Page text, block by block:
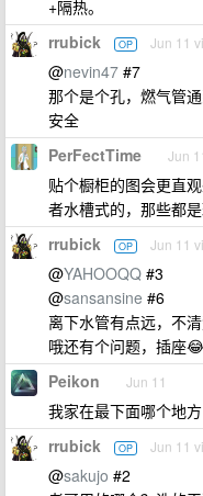
+隔热。
rrubick OP Jun 11
@nevin47 #7
那个是个孔，燃气管
安全
PerFectTime Jun
贴个橱柜的图会更直
者水槽式的，那些都
rrubick OP Jun 11
@YAHOOQQ #3
@sansansine #6
离下水管有点远，不清
哦还有个问题，插座😂
Peikon Jun 11
我家在最下面哪个地
rrubick OP Jun 11
@sakujo #2